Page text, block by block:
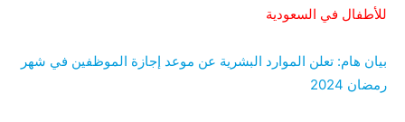
للأطفال في السعودية
بيان هام: تعلن الموارد البشرية عن موعد إجازة الموظفين في شهر
رمضان 2024